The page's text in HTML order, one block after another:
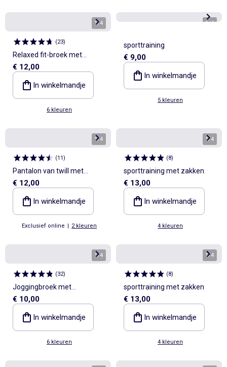
1/4
(23)
Relaxed fit-broek met
elastische taille
€ 12,00
In winkelmandje
6 kleuren
1/4
sporttraining
€ 9,00
In winkelmandje
5 kleuren
1/4
(11)
Pantalon van twill met
trekkoordjes
€ 12,00
In winkelmandje
Exclusief online | 2 kleuren
1/4
(8)
sporttraining met zakken
€ 13,00
In winkelmandje
4 kleuren
1/4
(32)
Joggingbroek met
trekkoordjes
€ 10,00
In winkelmandje
6 kleuren
1/4
(8)
sporttraining met zakken
€ 13,00
In winkelmandje
4 kleuren